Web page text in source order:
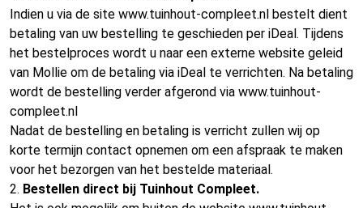
Indien u via de site www.tuinhout-compleet.nl bestelt dient
betaling van uw bestelling te geschieden per iDeal. Tijdens
het bestelproces wordt u naar een externe website geleid
van Mollie om de betaling via iDeal te verrichten. Na betaling
wordt de bestelling verder afgerond via www.tuinhout-
compleet.nl
Nadat de bestelling en betaling is verricht zullen wij op
korte termijn contact opnemen om een afspraak te maken
voor het bezorgen van het bestelde materiaal.
2. Bestellen direct bij Tuinhout Compleet.